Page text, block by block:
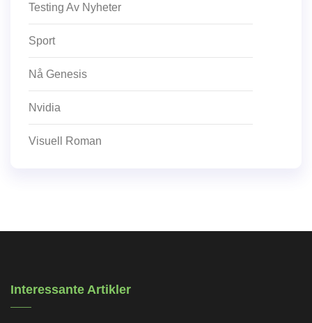
Testing Av Nyheter
Sport
Nå Genesis
Nvidia
Visuell Roman
Interessante Artikler